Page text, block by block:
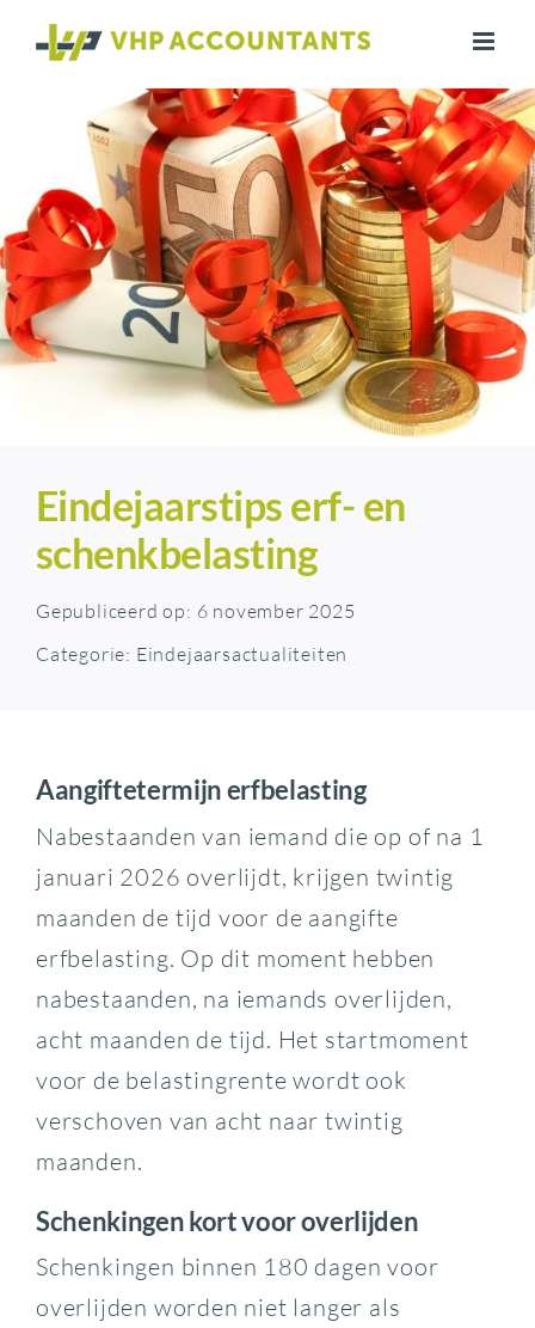
naar
Eindejaarstips erf- en
schenkbelasting
Gepubliceerd op: 6 november 2025
Categorie: Eindejaarsactualiteiten
Aangiftetermijn erfbelasting
Nabestaanden van iemand die op of na 1
januari 2026 overlijdt, krijgen twintig
maanden de tijd voor de aangifte
erfbelasting. Op dit moment hebben
nabestaanden, na iemands overlijden,
acht maanden de tijd. Het startmoment
voor de belastingrente wordt ook
verschoven van acht naar twintig
maanden.
Schenkingen kort voor overlijden
Schenkingen binnen 180 dagen voor
overlijden worden niet langer als